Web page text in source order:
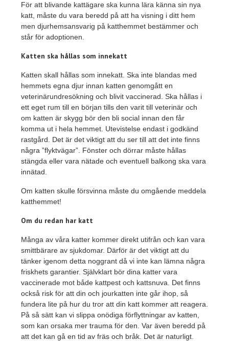
För att blivande kattägare ska kunna lära känna sin nya
katt, måste du vara beredd på att ha visning i ditt hem
men djurhemsansvarig på katthemmet bestämmer och
står för adoptionen.
Katten ska hållas som innekatt
Katten skall hållas som innekatt. Ska inte blandas med
hemmets egna djur innan katten genomgått en
veterinärundresökning och blivit vaccinerad. Ska hållas i
ett eget rum till en början tills den varit till veterinär och
om katten är skygg bör den bli social innan den får
komma ut i hela hemmet. Utevistelse endast i godkänd
rastgård. Det är det viktigt att du ser till att det inte finns
några ”flyktvägar”. Fönster och dörrar måste hållas
stängda eller vara nätade och eventuell balkong ska vara
innätad.
Om katten skulle försvinna måste du omgående meddela
katthemmet!
Om du redan har katt
Många av våra katter kommer direkt utifrån och kan vara
smittbärare av sjukdomar. Därför är det viktigt att du
tänker igenom detta noggrant då vi inte kan lämna några
friskhets garantier. Självklart bör dina katter vara
vaccinerade mot både kattpest och kattsnuva. Det finns
också risk för att din och jourkatten inte går ihop, så
fundera lite på hur du tror att din katt kommer att reagera.
På så sätt kan vi slippa onödiga förflyttningar av katten,
som kan orsaka mer trauma för den. Var även beredd på
att det kan gå en tid av fräs och bråk. Det är naturligt.